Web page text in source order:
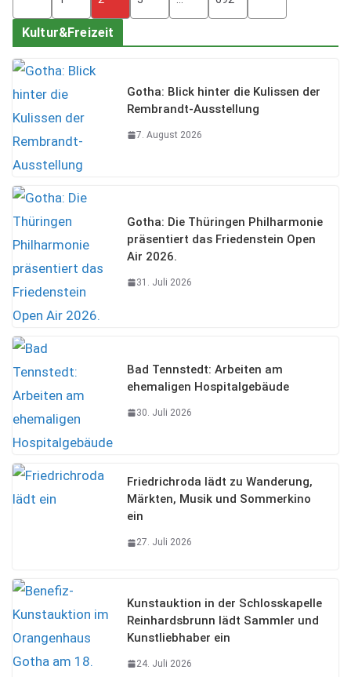
der
Beiträge
Kultur&Freizeit
Gotha: Blick hinter die Kulissen der
Rembrandt-Ausstellung
7. August 2026
Gotha: Die Thüringen Philharmonie
präsentiert das Friedenstein Open
Air 2026.
31. Juli 2026
Bad Tennstedt: Arbeiten am
ehemaligen Hospitalgebäude
30. Juli 2026
Friedrichroda lädt zu Wanderung,
Märkten, Musik und Sommerkino
ein
27. Juli 2026
Kunstauktion in der Schlosskapelle
Reinhardsbrunn lädt Sammler und
Kunstliebhaber ein
24. Juli 2026